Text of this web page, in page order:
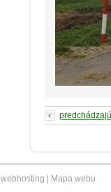
webhosting | Mapa webu